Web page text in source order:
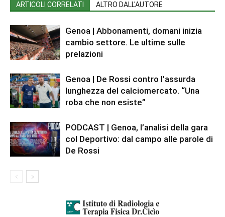
ARTICOLI CORRELATI ALTRO DALL'AUTORE
Genoa | Abbonamenti, domani inizia
cambio settore. Le ultime sulle
prelazioni
Genoa | De Rossi contro l’assurda
lunghezza del calciomercato. “Una
roba che non esiste”
PODCAST | Genoa, l’analisi della gara
col Deportivo: dal campo alle parole di
De Rossi